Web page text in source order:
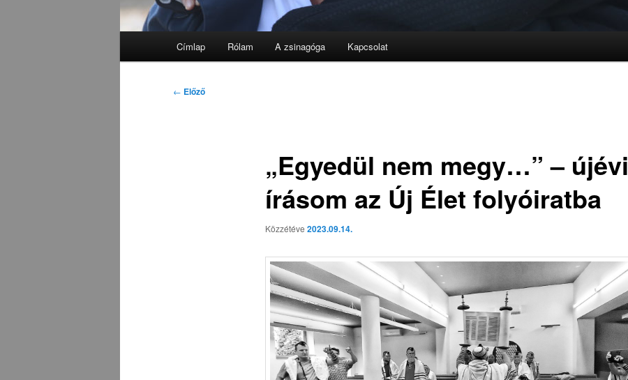
Címlap Rólam A zsinagóga Kapcsolat
Bejegyzés
← Előző
„Egyedül nem megy…” – újévi
írásom az Új Élet folyóiratba
Közzétéve 2023.09.14.